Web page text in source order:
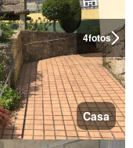
4fotos
Casa